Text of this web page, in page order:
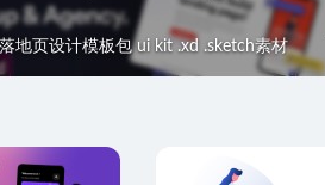
地页设计模板包 ui kit .xd .sketch素材